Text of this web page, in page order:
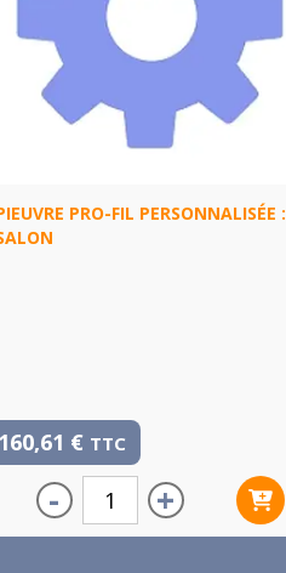
PRO-FIL PERSONNALISÉE :
160,61 € TTC
- +